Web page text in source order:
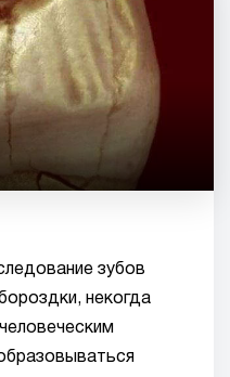
зубов
некогда